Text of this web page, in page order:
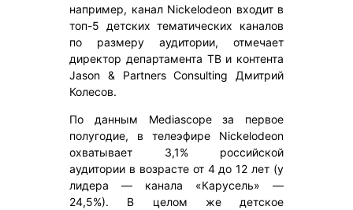
например, канал Nickelodeon входит в
топ-5 детских тематических каналов
по размеру аудитории, отмечает
директор департамента ТВ и контента
Jason & Partners Consulting Дмитрий
Колесов.
По данным Mediascope за первое
полугодие, в телеэфире Nickelodeon
охватывает 3,1% российской
аудитории в возрасте от 4 до 12 лет (у
лидера — канала «Карусель» —
24,5%). В целом же детское